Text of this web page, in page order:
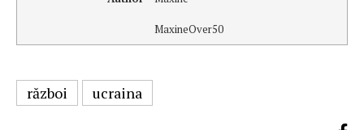
MaxineOver50
război ucraina